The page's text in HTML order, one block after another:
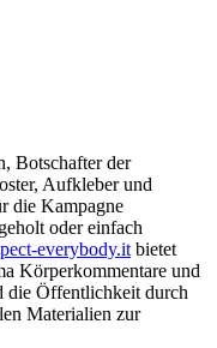
Botschafter der
Aufkleber und
die Kampagne
oder einfach
everybody.it bietet
Körperkommentare und
die Öffentlichkeit durch
Materialien zur